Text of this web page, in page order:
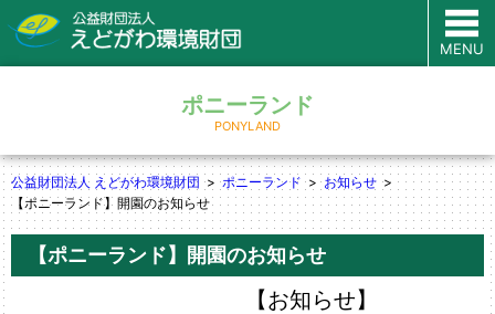
MENU
ポニーランド
PONYLAND
公益財団法人 えどがわ環境財団 ポニーランド
お知らせ
【ポニーランド】開園のお知らせ
【ポニーランド】開園のお知らせ
【お知らせ】